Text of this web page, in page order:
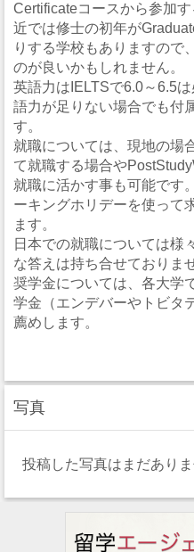
Certificateコースから参加
近では修士の初年が
りする学校もありますので
のが良いかもしれません。
英語力はIELTSで6.0～6.5
語力が足りない場合でも付
す。
就職については、現地の場
て就職する場合や
就職に活かす事も可能です
ーキングホリデーを使って
ます。
日本での就職については様
な答えは持ち合せておりま
奨学金については、各大学
学金（エンデバーやトビタ
薦めします。
写真
投稿した写真はまだありま